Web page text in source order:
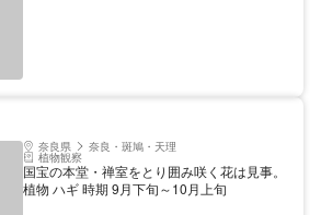
奈良県 奈良・斑鳩・天理
植物観察
国宝の本堂・禅室をとり囲み咲く花は見事。
植物 ハギ 時期 9月下旬～10月上旬